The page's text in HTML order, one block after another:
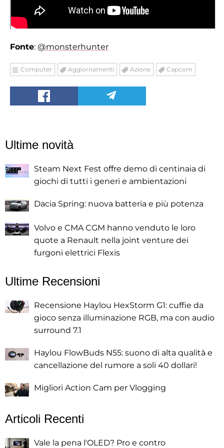
Fonte: @monsterhunter
Computer Aggiornamenti Azione Capcom
Ultime novità
Steam Next Fest offre demo di centinaia di
giochi di tutti i generi e ambientazioni
Dacia Spring: nuova batteria e più potenza
Volvo e CMA CGM hanno venduto le loro
quote a Renault nella joint venture dei
furgoni elettrici Flexis
Ultime Recensioni
Recensione Haylou HexStorm G1: cuffie da
gioco senza illuminazione RGB, ma con audio
surround 7.1
Haylou FlowBuds N55: suono di alta qualità e
cancellazione del rumore a soli 40 dollari!
Migliori Action Cam per Vlogging
Articoli Recenti
Vale la pena l'OLED? Pro e contro